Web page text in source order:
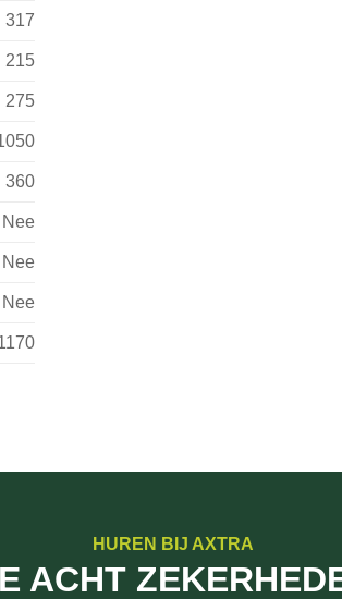
317
215
275
360
Nee
Nee
Nee
HUREN BIJ AXTRA
ACHT